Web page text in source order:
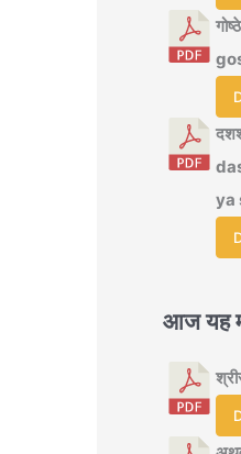
ya
आज यह